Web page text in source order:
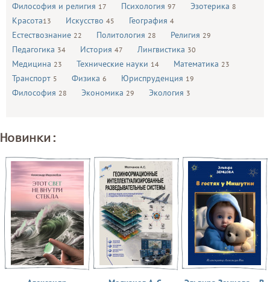
Философия и религия 17 Психология 97 Эзотерика 8
Красота13 Искусство 45 География 4
Естествознание 22 Политология 28 Религия 29
Педагогика 34 История 47 Лингвистика 30
Медицина 23 Технические науки 14 Математика 23
Транспорт 5 Физика 6 Юриспруденция 19
Философия 28 Экономика 29 Экология 3
Новинки: